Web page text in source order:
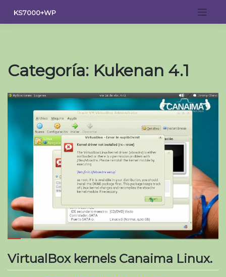
contenido
KS7000+WP
Categoría: Kukenan 4.1
VirtualBox kernels Canaima Linux.